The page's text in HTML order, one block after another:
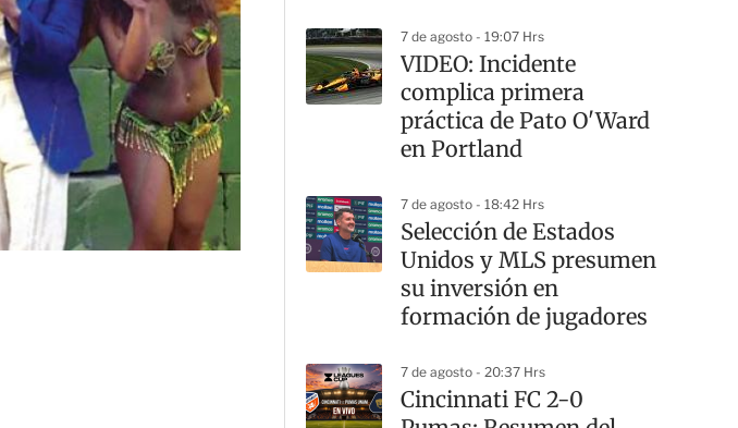
7 de agosto - 19:07 Hrs
VIDEO: Incidente
complica primera
práctica de Pato O'Ward
en Portland
7 de agosto - 18:42 Hrs
Selección de Estados
Unidos y MLS presumen
su inversión en
formación de jugadores
7 de agosto - 20:37 Hrs
Cincinnati FC 2-0